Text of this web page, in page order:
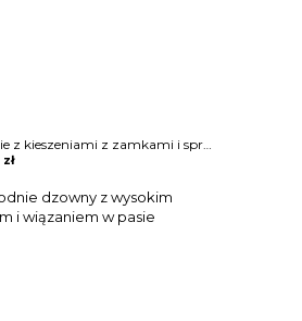
Spodnie z kieszeniami z zamkami i sprzączkami
zł